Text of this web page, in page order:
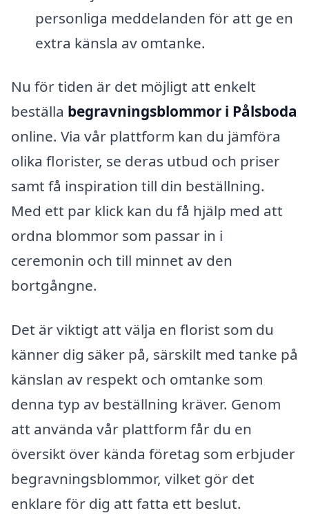
personliga meddelanden för att ge en
extra känsla av omtanke.
Nu för tiden är det möjligt att enkelt
beställa begravningsblommor i Pålsboda
online. Via vår plattform kan du jämföra
olika florister, se deras utbud och priser
samt få inspiration till din beställning.
Med ett par klick kan du få hjälp med att
ordna blommor som passar in i
ceremonin och till minnet av den
bortgångne.
Det är viktigt att välja en florist som du
känner dig säker på, särskilt med tanke på
känslan av respekt och omtanke som
denna typ av beställning kräver. Genom
att använda vår plattform får du en
översikt över kända företag som erbjuder
begravningsblommor, vilket gör det
enklare för dig att fatta ett beslut.